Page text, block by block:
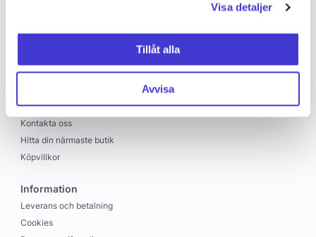
Visa detaljer
Tillåt alla
Avvisa
Vendre
C&C
Jobba hos oss
Kontakta oss
Hitta din närmaste butik
Köpvillkor
Information
Leverans och betalning
Cookies